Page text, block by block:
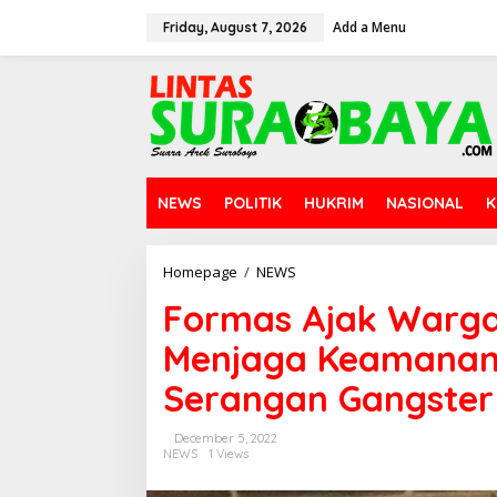
Friday, August 7, 2026 Add a Menu
NEWS POLITIK HUKRIM NASIONAL
Homepage / NEWS
m
a
s
A
j
a
Formas Ajak
Menjaga
Serangan Gangster
December 5, 2022
NEWS
1 Views